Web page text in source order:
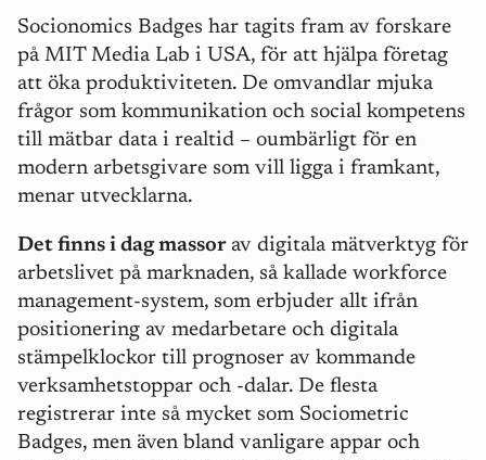
Socionomics Badges har tagits fram av forskare
på MIT Media Lab i USA, för att hjälpa företag
att öka produktiviteten. De omvandlar mjuka
frågor som kommunikation och social kompetens
till mätbar data i realtid – oumbärligt för en
modern arbetsgivare som vill ligga i framkant,
menar utvecklarna.
Det finns i dag massor av digitala mätverktyg för
arbetslivet på marknaden, så kallade workforce
management-system, som erbjuder allt ifrån
positionering av medarbetare och digitala
stämpelklockor till prognoser av kommande
verksamhetstoppar och -dalar. De flesta
registrerar inte så mycket som Sociometric
Badges, men även bland vanligare appar och